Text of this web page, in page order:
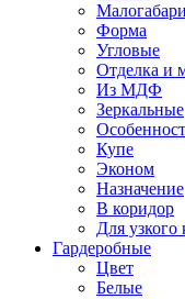
Форма
Угловые
Отделка и
Из МДФ
Зеркальные
Купе
Эконом
Назначение
В коридор
Для узкого
Гардеробные
Цвет
Белые